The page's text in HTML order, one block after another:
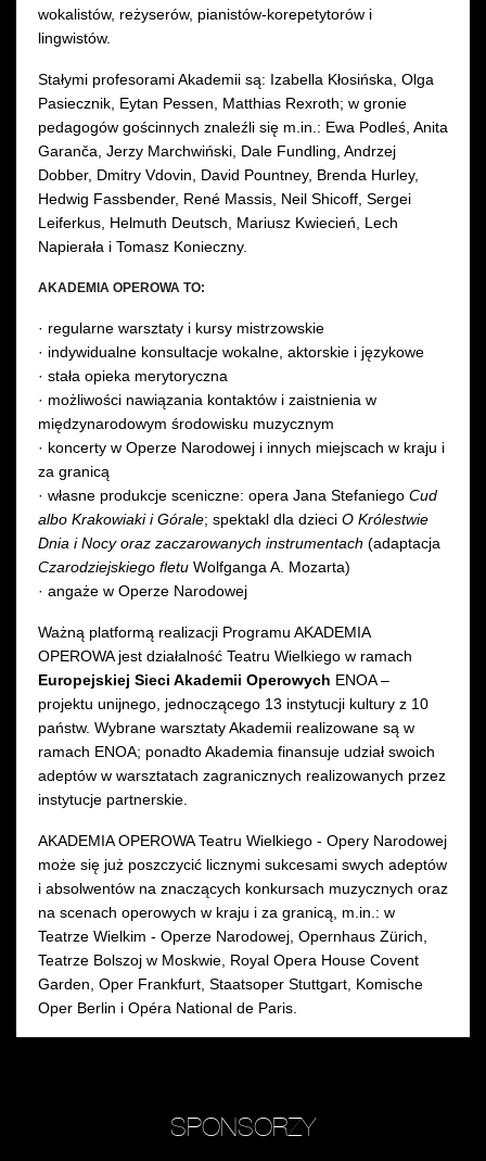
wokalistów, reżyserów, pianistów-korepetytorów i
lingwistów.
Stałymi profesorami Akademii są: Izabella Kłosińska, Olga
Pasiecznik, Eytan Pessen, Matthias Rexroth; w gronie
pedagogów gościnnych znaleźli się m.in.: Ewa Podleś, Anita
Garanča, Jerzy Marchwiński, Dale Fundling, Andrzej
Dobber, Dmitry Vdovin, David Pountney, Brenda Hurley,
Hedwig Fassbender, René Massis, Neil Shicoff, Sergei
Leiferkus, Helmuth Deutsch, Mariusz Kwiecień, Lech
Napierała i Tomasz Konieczny.
AKADEMIA OPEROWA TO:
· regularne warsztaty i kursy mistrzowskie
· indywidualne konsultacje wokalne, aktorskie i językowe
· stała opieka merytoryczna
· możliwości nawiązania kontaktów i zaistnienia w
międzynarodowym środowisku muzycznym
· koncerty w Operze Narodowej i innych miejscach w kraju i
za granicą
· własne produkcje sceniczne: opera Jana Stefaniego Cud
albo Krakowiaki i Górale; spektakl dla dzieci O Królestwie
Dnia i Nocy oraz zaczarowanych instrumentach (adaptacja
Czarodziejskiego fletu Wolfganga A. Mozarta)
· angaże w Operze Narodowej
Ważną platformą realizacji Programu AKADEMIA
OPEROWA jest działalność Teatru Wielkiego w ramach
Europejskiej Sieci Akademii Operowych ENOA –
projektu unijnego, jednoczącego 13 instytucji kultury z 10
państw. Wybrane warsztaty Akademii realizowane są w
ramach ENOA; ponadto Akademia finansuje udział swoich
adeptów w warsztatach zagranicznych realizowanych przez
instytucje partnerskie.
AKADEMIA OPEROWA Teatru Wielkiego - Opery Narodowej
może się już poszczycić licznymi sukcesami swych adeptów
i absolwentów na znaczących konkursach muzycznych oraz
na scenach operowych w kraju i za granicą, m.in.: w
Teatrze Wielkim - Operze Narodowej, Opernhaus Zürich,
Teatrze Bolszoj w Moskwie, Royal Opera House Covent
Garden, Oper Frankfurt, Staatsoper Stuttgart, Komische
Oper Berlin i Opéra National de Paris.
SPONSORZY